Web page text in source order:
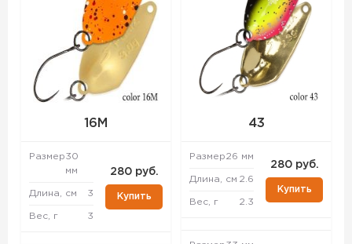
16M
Размер30
мм
Длина, см 3
Вес, г 3
280 руб.
Купить
43
Размер26 мм
Длина, см 2.6
Вес, г 2.3
280 руб.
Купить